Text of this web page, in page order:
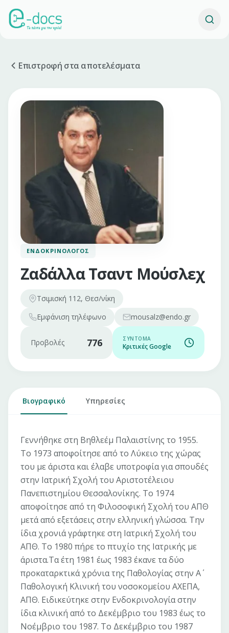
Επιστροφή στα αποτελέσματα
ΕΝΔΟΚΡΙΝΟΛΌΓΟΣ
Ζαδάλλα Τσαντ Μούσλεχ
Τσιμισκή 112, Θεσ/νίκη
Εμφάνιση τηλέφωνο mousalz@endo.gr
Προβολές 776 ΣΎΝΤΟΜΑ
Κριτικές Google
Βιογραφικό Υπηρεσίες
Γεννήθηκε στη Βηθλεέμ Παλαιστίνης το 1955.
Το 1973 αποφοίτησε από το Λύκειο της χώρας
του με άριστα και έλαβε υποτροφία για σπουδές
στην Ιατρική Σχολή του Αριστοτέλειου
Πανεπιστημίου Θεσσαλονίκης. Το 1974
αποφοίτησε από τη Φιλοσοφική Σχολή του ΑΠΘ
μετά από εξετάσεις στην ελληνική γλώσσα. Την
ίδια χρονιά γράφτηκε στη Ιατρική Σχολή του
ΑΠΘ. Το 1980 πήρε το πτυχίο της Ιατρικής με
άριστα.Τα έτη 1981 έως 1983 έκανε τα δύο
προκαταρκτικά χρόνια της Παθολογίας στην Α΄
Παθολογική Κλινική του νοσοκομείου ΑΧΕΠΑ,
ΑΠΘ. Ειδικεύτηκε στην Ενδοκρινολογία στην
ίδια κλινική από το Δεκέμβριο του 1983 έως το
Νοέμβριο του 1987. Tο Δεκέμβριο του 1987